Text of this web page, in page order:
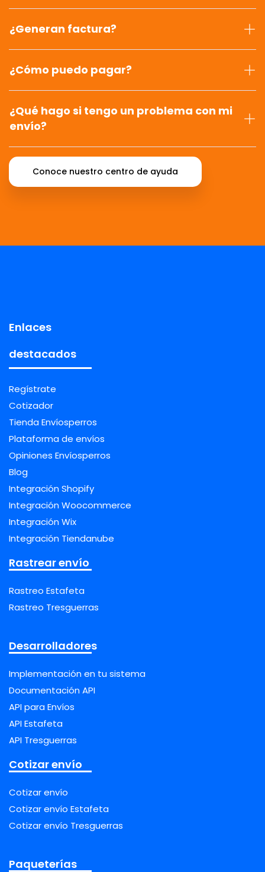
¿Generan factura?
¿Cómo puedo pagar?
¿Qué hago si tengo un problema con mi
envío?
Conoce nuestro centro de ayuda
Enlaces
destacados
Regístrate
Cotizador
Tienda Envíosperros
Plataforma de envíos
Opiniones Envíosperros
Blog
Integración Shopify
Integración Woocommerce
Integración Wix
Integración Tiendanube
Rastrear envío
Rastreo Estafeta
Rastreo Tresguerras
Desarrolladores
Implementación en tu sistema
Documentación API
API para Envíos
API Estafeta
API Tresguerras
Cotizar envío
Cotizar envío
Cotizar envío Estafeta
Cotizar envío Tresguerras
Paqueterías